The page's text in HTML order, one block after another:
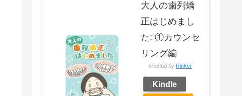
大人の歯列矯
正はじめまし
た: ①カウンセ
リング編
created by Rinker
Kindle